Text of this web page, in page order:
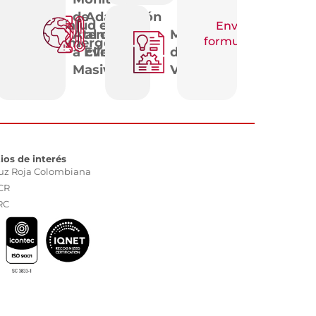
Salud en
emergencias
de
Atención
a Eventos
Masivos
Adaptación
al cambio
climático
Medios
de
Vida
Enviar
formulario
de interés
Roja Colombiana